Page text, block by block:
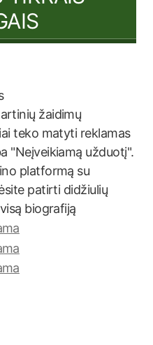
žaidimų
teko matyti reklamas
"Neįveikiamą užduotį".
platformą su
patirti didžiulių
biografiją